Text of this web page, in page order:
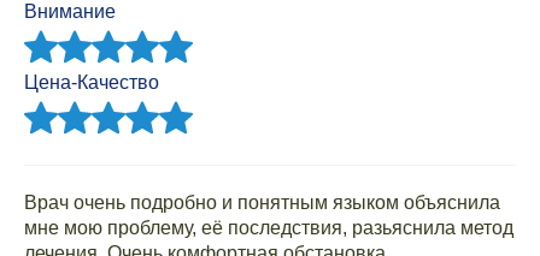
Внимание
Цена-Качество
Врач очень подробно и понятным языком объяснила
мне мою проблему, её последствия, разьяснила метод